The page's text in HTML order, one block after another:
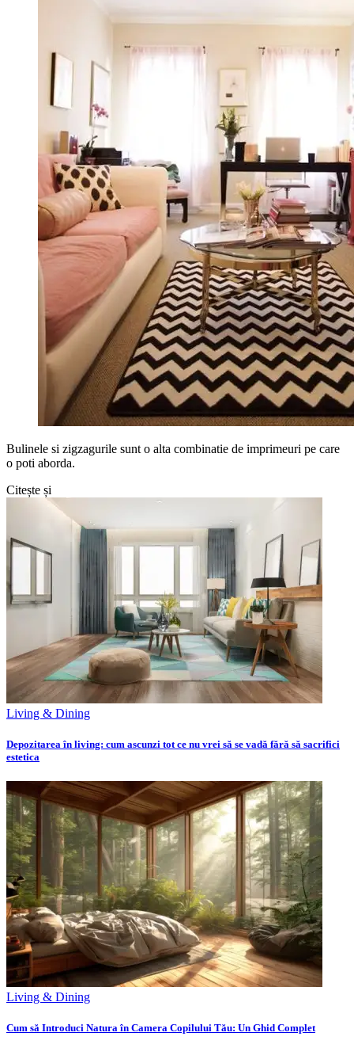
Bulinele si zigzagurile sunt o alta combinatie de imprimeuri pe care
o poti aborda.
Citește și
Living & Dining
Depozitarea în living: cum ascunzi tot ce nu vrei să se vadă fără să sacrifici
estetica
Living & Dining
Cum să Introduci Natura în Camera Copilului Tău: Un Ghid Complet